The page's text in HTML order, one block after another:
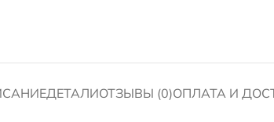
ДЕТАЛИОТЗЫВЫ (0)ОПЛАТА И